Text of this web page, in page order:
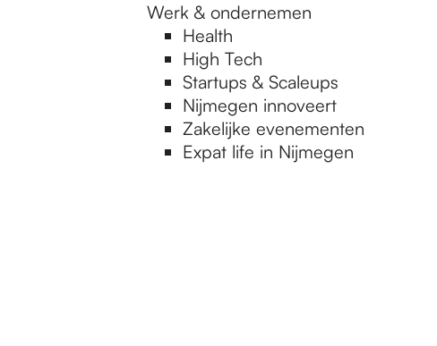
Werk & ondernemen
Health
High Tech
Startups & Scaleups
Nijmegen innoveert
Zakelijke evenementen
Expat life in Nijmegen